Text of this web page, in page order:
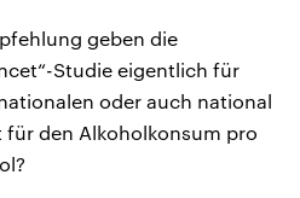
geben die
Studie eigentlich für
oder auch national
den Alkoholkonsum pro